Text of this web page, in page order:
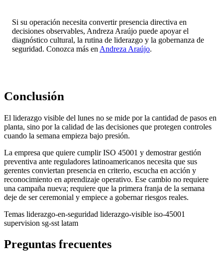
Si su operación necesita convertir presencia directiva en
decisiones observables, Andreza Araújo puede apoyar el
diagnóstico cultural, la rutina de liderazgo y la gobernanza de
seguridad. Conozca más en Andreza Araújo.
Conclusión
El liderazgo visible del lunes no se mide por la cantidad de pasos en
planta, sino por la calidad de las decisiones que protegen controles
cuando la semana empieza bajo presión.
La empresa que quiere cumplir ISO 45001 y demostrar gestión
preventiva ante reguladores latinoamericanos necesita que sus
gerentes conviertan presencia en criterio, escucha en acción y
reconocimiento en aprendizaje operativo. Ese cambio no requiere
una campaña nueva; requiere que la primera franja de la semana
deje de ser ceremonial y empiece a gobernar riesgos reales.
Temas liderazgo-en-seguridad liderazgo-visible iso-45001
supervision sg-sst latam
Preguntas frecuentes